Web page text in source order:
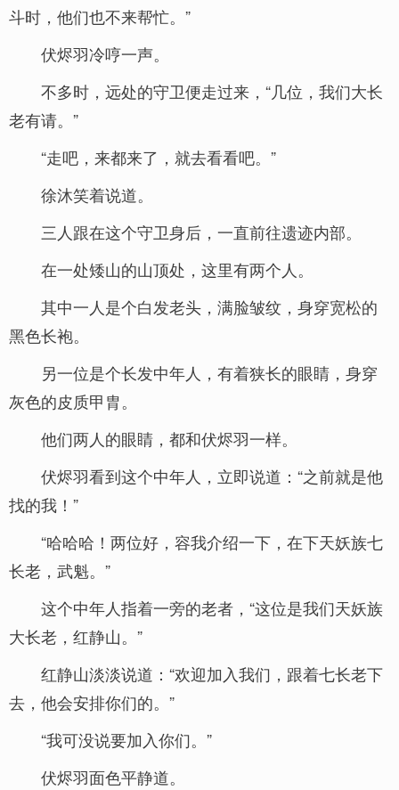
斗时，他们也不来帮忙。”
伏烬羽冷哼一声。
不多时，远处的守卫便走过来，“几位，我们大长
老有请。”
“走吧，来都来了，就去看看吧。”
徐沐笑着说道。
三人跟在这个守卫身后，一直前往遗迹内部。
在一处矮山的山顶处，这里有两个人。
其中一人是个白发老头，满脸皱纹，身穿宽松的
黑色长袍。
另一位是个长发中年人，有着狭长的眼睛，身穿
灰色的皮质甲胄。
他们两人的眼睛，都和伏烬羽一样。
伏烬羽看到这个中年人，立即说道：“之前就是他
找的我！”
“哈哈哈！两位好，容我介绍一下，在下天妖族七
长老，武魁。”
这个中年人指着一旁的老者，“这位是我们天妖族
大长老，红静山。”
红静山淡淡说道：“欢迎加入我们，跟着七长老下
去，他会安排你们的。”
“我可没说要加入你们。”
伏烬羽面色平静道。